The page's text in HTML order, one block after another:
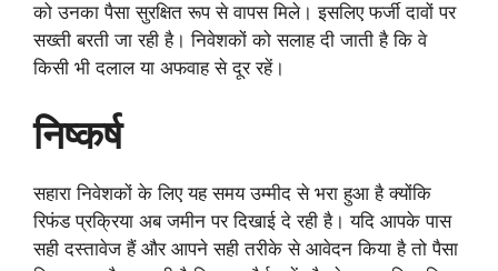
को उनका पैसा सुरक्षित रूप से वापस मिले। इसलिए फर्जी दावों पर
सख्ती बरती जा रही है। निवेशकों को सलाह दी जाती है कि वे
किसी भी दलाल या अफवाह से दूर रहें।
निष्कर्ष
सहारा निवेशकों के लिए यह समय उम्मीद से भरा हुआ है क्योंकि
रिफंड प्रक्रिया अब जमीन पर दिखाई दे रही है। यदि आपके पास
सही दस्तावेज हैं और आपने सही तरीके से आवेदन किया है तो पैसा